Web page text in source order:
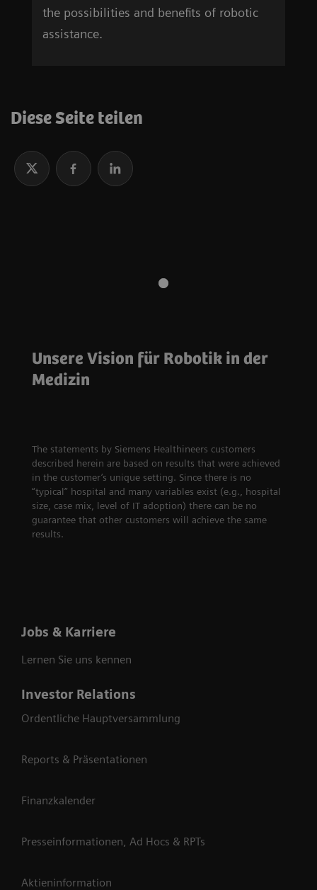
the possibilities and benefits of robotic
assistance.
Diese Seite teilen
Unsere Vision für Robotik in der
Medizin
The statements by Siemens Healthineers customers
described herein are based on results that were achieved
in the customer’s unique setting. Since there is no
“typical” hospital and many variables exist (e.g., hospital
size, case mix, level of IT adoption) there can be no
guarantee that other customers will achieve the same
results.
Jobs & Karriere
Lernen Sie uns kennen
Investor Relations
Ordentliche Hauptversammlung
Reports & Präsentationen
Finanzkalender
Presseinformationen, Ad Hocs & RPTs
Aktieninformation